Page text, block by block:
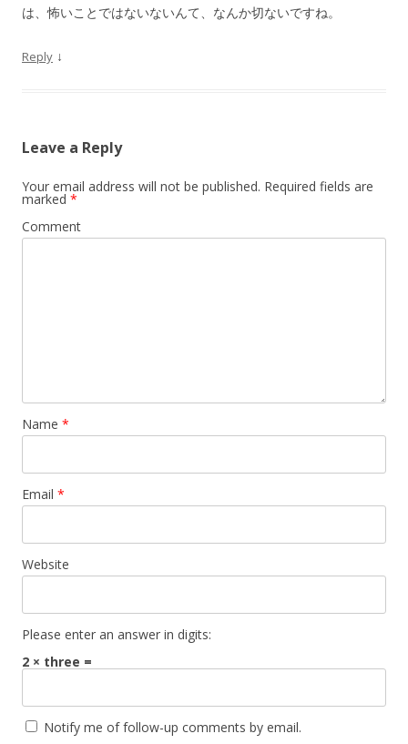
は、怖いことではないないんて、なんか切ないですね。
Reply ↓
Leave a Reply
Your email address will not be published. Required fields are
marked *
Comment
Name *
Email *
Website
Please enter an answer in digits:
2 × three =
Notify me of follow-up comments by email.